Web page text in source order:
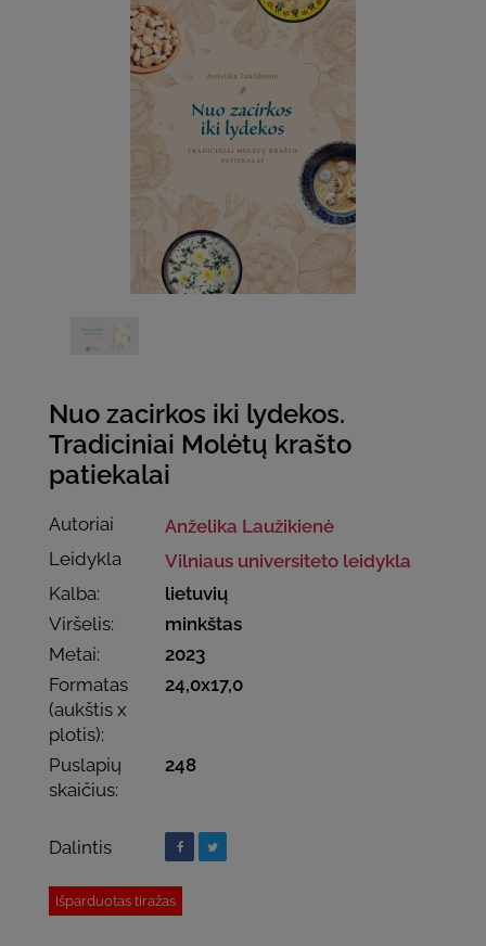
Nuo zacirkos iki lydekos.
Tradiciniai Molėtų krašto
patiekalai
Autoriai
Anželika Laužikienė
Leidykla
Vilniaus universiteto leidykla
Kalba:
lietuvių
Viršelis:
minkštas
Metai:
2023
Formatas
(aukštis x
plotis):
24,0x17,0
Puslapių
skaičius:
248
Dalintis
Išparduotas tiražas